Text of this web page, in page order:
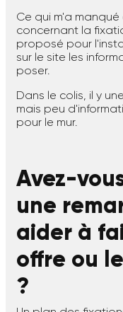
Ce qui m'a
concernant la
proposé pour
sur le site les
poser.
Dans le colis, il y
mais peu
pour le mur.
Avez-
une
aider à
offre ou
?